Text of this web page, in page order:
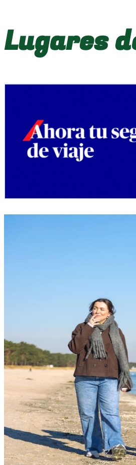
Lugares